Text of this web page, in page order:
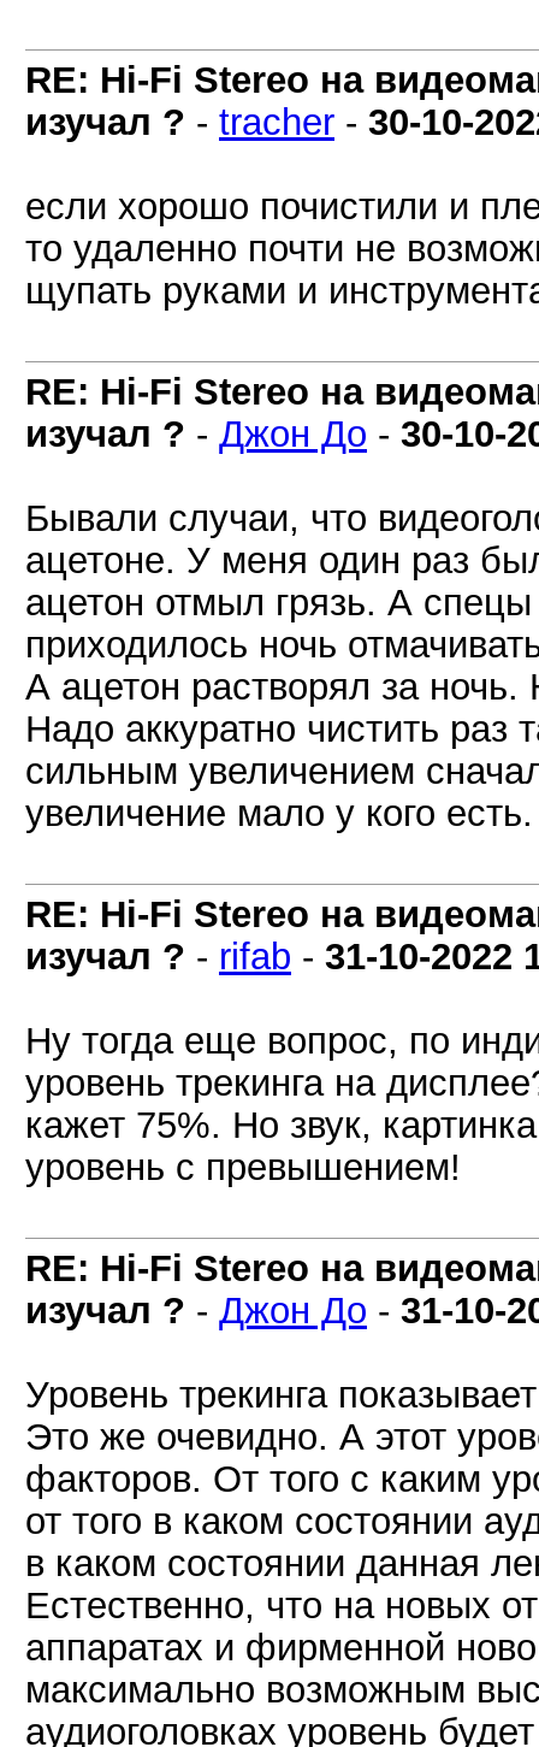
RE: Hi-Fi Stereo на
изучал ? - tracher - 30-10-
если хорошо почистили и
то удаленно почти не
щупать руками и
RE: Hi-Fi Stereo на
изучал ? - Джон До - 30-10-
Бывали случаи, что
ацетоне. У меня один раз
ацетон отмыл грязь. А
приходилось ночь
А ацетон растворял за
Надо аккуратно чистить
сильным увеличением
увеличение мало у кого есть.
RE: Hi-Fi Stereo на
изучал ? - rifab - 31-10-2022
Ну тогда еще вопрос, по
уровень трекинга на
кажет 75%. Но звук,
уровень с превышением!
RE: Hi-Fi Stereo на
изучал ? - Джон До - 31-10-
Уровень трекинга
Это же очевидно. А этот
факторов. От того с каким
от того в каком состоянии
в каком состоянии данная
Естественно, что на новых
аппаратах и фирменной
максимально возможным
аудиоголовках уровень